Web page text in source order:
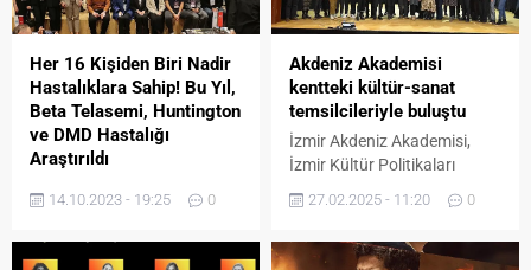
Her 16 Kişiden Biri Nadir
Hastalıklara Sahip! Bu Yıl,
Beta Telasemi, Huntington
ve DMD Hastalığı
Araştırıldı
nadir hastalıkların tedavisine
araştırmalar yürüten
14.10.2023 - 19:25 0
Akdeniz Akademisi
kentteki kültür-sanat
temsilcileriyle buluştu
İzmir Akdeniz Akademisi,
İzmir Kültür Politikaları
süreç yürütüyor. Akdeniz
Çalışma Grubu kentteki
27.02.2025 - 11:20 0